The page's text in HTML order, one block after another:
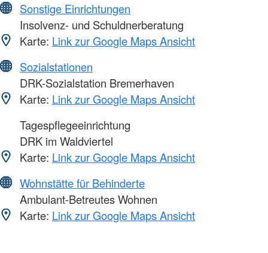
Sonstige Einrichtungen
Insolvenz- und Schuldnerberatung
Karte: Link zur Google Maps Ansicht
Sozialstationen
DRK-Sozialstation Bremerhaven
Karte: Link zur Google Maps Ansicht
Tagespflegeeinrichtung
DRK im Waldviertel
Karte: Link zur Google Maps Ansicht
Wohnstätte für Behinderte
Ambulant-Betreutes Wohnen
Karte: Link zur Google Maps Ansicht